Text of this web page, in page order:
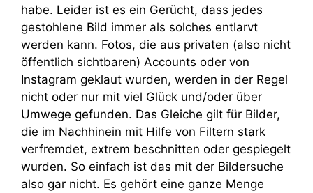
habe. Leider ist es ein Gerücht, dass jedes
gestohlene Bild immer als solches entlarvt
werden kann. Fotos, die aus privaten (also nicht
öffentlich sichtbaren) Accounts oder von
Instagram geklaut wurden, werden in der Regel
nicht oder nur mit viel Glück und/oder über
Umwege gefunden. Das Gleiche gilt für Bilder,
die im Nachhinein mit Hilfe von Filtern stark
verfremdet, extrem beschnitten oder gespiegelt
wurden. So einfach ist das mit der Bildersuche
also gar nicht. Es gehört eine ganze Menge